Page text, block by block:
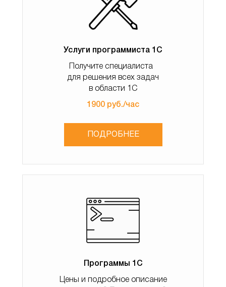
Услуги программиста 1С
Получите специалиста
для решения всех задач
в области 1С
1900 руб./час
ПОДРОБНЕЕ
Программы 1С
Цены и подробное описание